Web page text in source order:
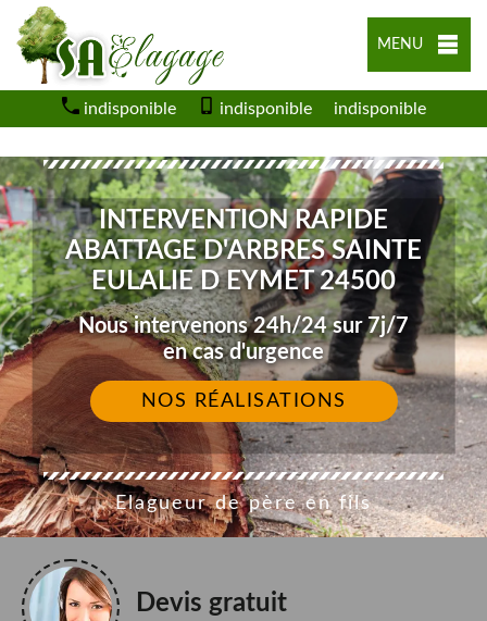
MENU
indisponible indisponible indisponible
INTERVENTION RAPIDE
ABATTAGE D'ARBRES SAINTE
EULALIE D EYMET 24500
Nous intervenons 24h/24 sur 7j/7
en cas d'urgence
NOS RÉALISATIONS
Elagueur de père en fils
Devis gratuit